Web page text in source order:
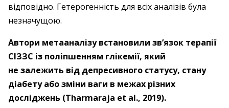
відповідно. Гетерогенність для всіх аналізів була
незначущою.
Автори метааналізу встановили зв’язок тера­пії
­СІЗЗС із поліпшенням глікемії, який
не залежить від депресивного статусу, стану
діабету або зміни ваги в межах різних
досліджень (Tharmaraja et al., 2019).